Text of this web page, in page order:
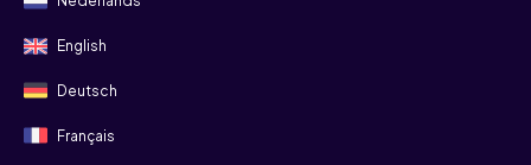
English
Deutsch
Français